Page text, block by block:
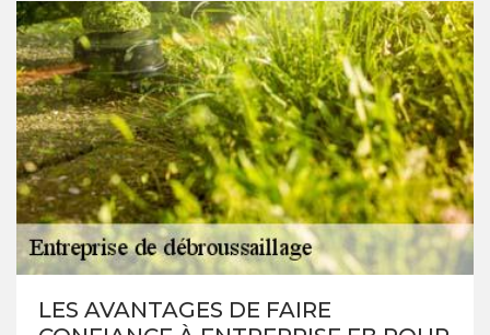
LES AVANTAGES DE FAIRE